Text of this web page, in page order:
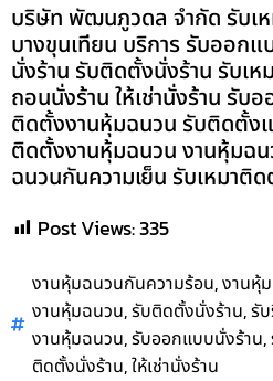
บริษัท พัฒนภูวดล จำกัด รับเ
บางขุนเทียน บริการ รับออก
นั่งร้าน รับติดตั้งนั่งร้าน รับเ
ถอนนั่งร้าน ให้เช่านั่งร้าน รั
ติดตั้งงานหุ้มฉนวน รับติดตั้ง
ติดตั้งงานหุ้มฉนวน งานหุ้มฉ
ฉนวนกันความเย็น รับเหมาติ
Post Views:335
งานหุ้มฉนวนกันความร้อน,งานหุ้
งานหุ้มฉนวน,รับติดตั้งนั่งร้าน,รั
งานหุ้มฉนวน,รับออกแบบนั่งร้าน,
ติดตั้งนั่งร้าน,ให้เช่านั่งร้าน